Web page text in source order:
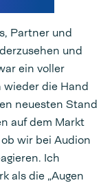
Partner und
und
ein voller
wieder die Hand
neuesten Stand
auf dem Markt
wir bei Audion
Ich
als die „Augen